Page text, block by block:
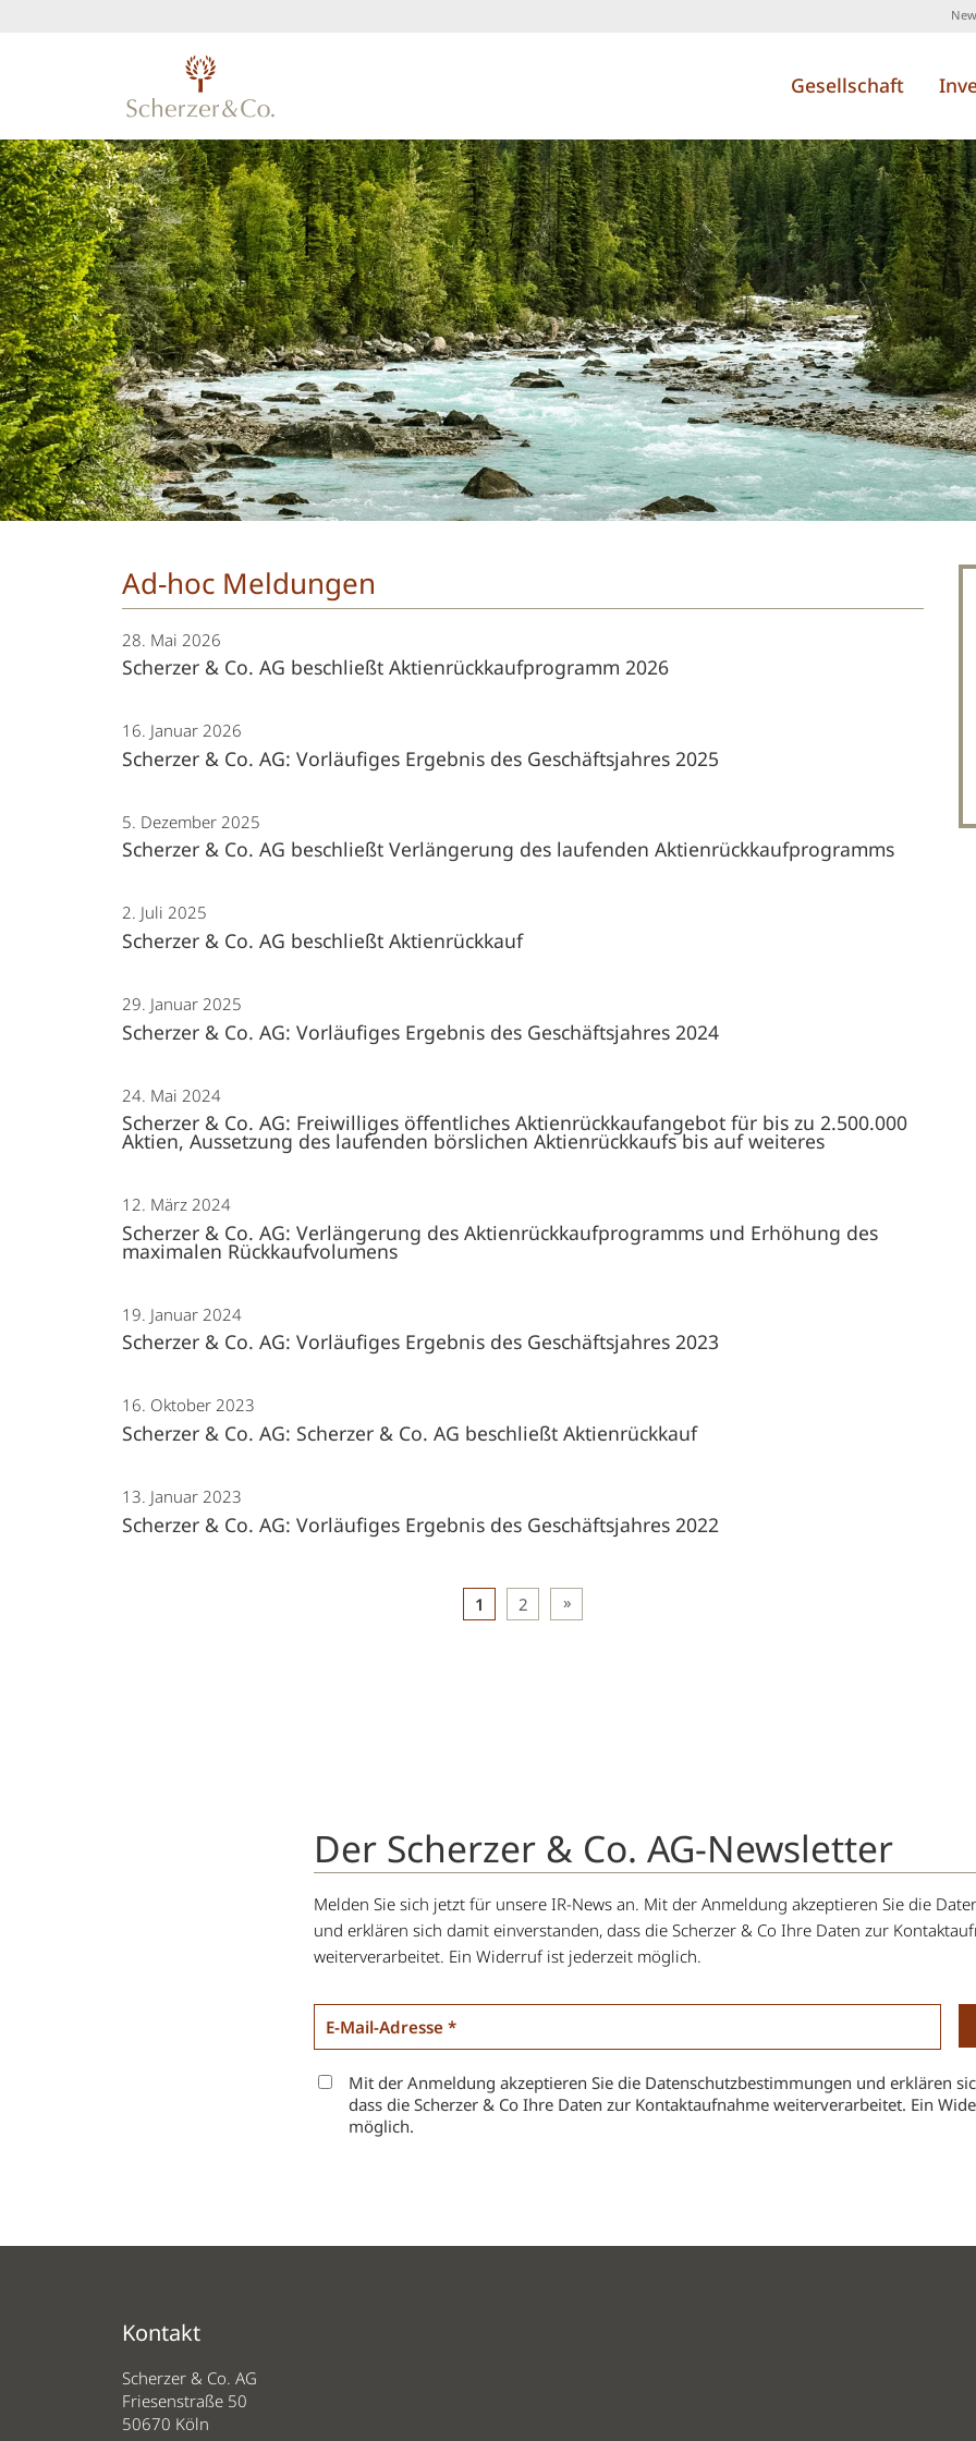
Gesellschaft
Ad-hoc Meldungen
28. Mai 2026
Scherzer & Co. AG beschließt Aktienrückkaufprogramm 2026
16. Januar 2026
Scherzer & Co. AG: Vorläufiges Ergebnis des Geschäftsjahres 2025
5. Dezember 2025
Scherzer & Co. AG beschließt Verlängerung des laufenden Aktienrückkaufprogramms
2. Juli 2025
Scherzer & Co. AG beschließt Aktienrückkauf
29. Januar 2025
Scherzer & Co. AG: Vorläufiges Ergebnis des Geschäftsjahres 2024
24. Mai 2024
Scherzer & Co. AG: Freiwilliges öffentliches Aktienrückkaufangebot für bis zu 2.500.000
Aktien, Aussetzung des laufenden börslichen Aktienrückkaufs bis auf weiteres
12. März 2024
Scherzer & Co. AG: Verlängerung des Aktienrückkaufprogramms und Erhöhung des
maximalen Rückkaufvolumens
19. Januar 2024
Scherzer & Co. AG: Vorläufiges Ergebnis des Geschäftsjahres 2023
16. Oktober 2023
Scherzer & Co. AG: Scherzer & Co. AG beschließt Aktienrückkauf
13. Januar 2023
Scherzer & Co. AG: Vorläufiges Ergebnis des Geschäftsjahres 2022
1 2
Der Scherzer & Co. AG-Newsletter
Melden Sie sich jetzt für unsere IR-News an. Mit der Anmeldung akzeptieren Sie die
und erklären sich damit einverstanden, dass die Scherzer & Co Ihre Daten zur
weiterverarbeitet. Ein Widerruf ist jederzeit möglich.
Mit der Anmeldung akzeptieren Sie die Datenschutzbestimmungen und erklären
dass die Scherzer & Co Ihre Daten zur Kontaktaufnahme weiterverarbeitet. Ein
möglich.
Kontakt
Scherzer & Co. AG
Friesenstraße 50
50670 Köln